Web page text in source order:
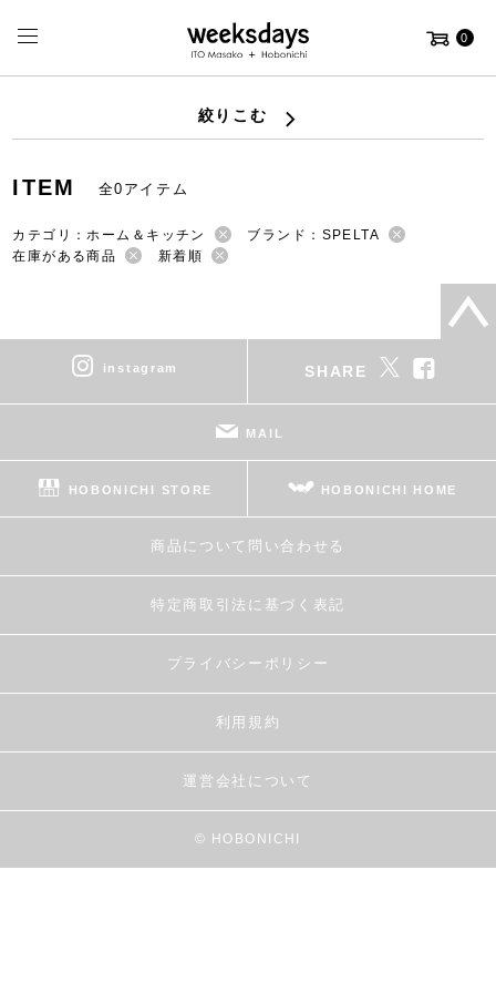
0
絞りこむ
ITEM 全0アイテム
カテゴリ：ホーム＆キッチン
ブランド：SPELTA
在庫がある商品
新着順
instagram SHARE
MAIL
HOBONICHI STORE HOBONICHI HOME
商品について問い合わせる
特定商取引法に基づく表記
プライバシーポリシー
利用規約
運営会社について
© HOBONICHI